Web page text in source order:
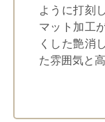
ように打刻
マット加工
くした艶消
た雰囲気と